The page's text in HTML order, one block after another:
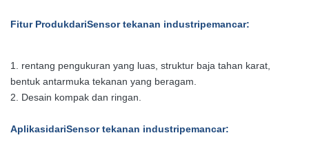
Fitur ProdukdariSensor tekanan industripemancar:
1. rentang pengukuran yang luas, struktur baja tahan karat,
bentuk antarmuka tekanan yang beragam.
2. Desain kompak dan ringan.
AplikasidariSensor tekanan industripemancar: